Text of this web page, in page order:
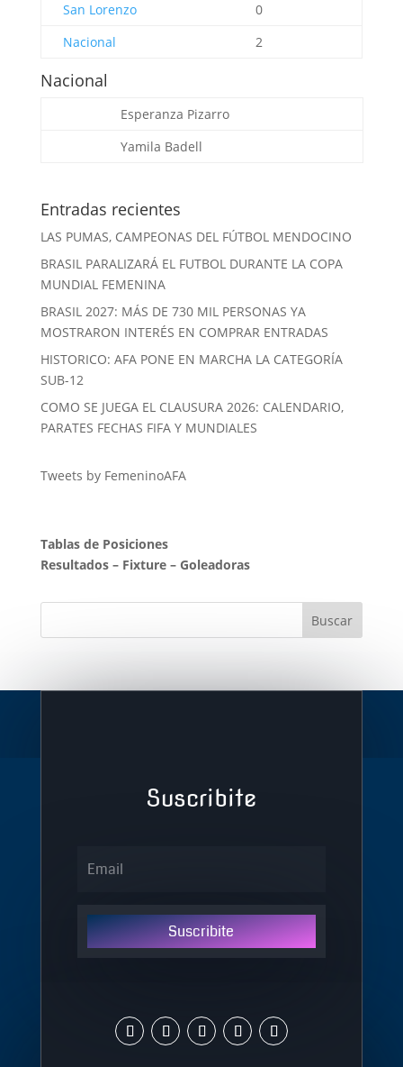
San Lorenzo
0
Nacional
2
Nacional
Esperanza Pizarro
Yamila Badell
Entradas recientes
LAS PUMAS, CAMPEONAS DEL FÚTBOL MENDOCINO
BRASIL PARALIZARÁ EL FUTBOL DURANTE LA COPA
MUNDIAL FEMENINA
BRASIL 2027: MÁS DE 730 MIL PERSONAS YA
MOSTRARON INTERÉS EN COMPRAR ENTRADAS
HISTORICO: AFA PONE EN MARCHA LA CATEGORÍA
SUB-12
COMO SE JUEGA EL CLAUSURA 2026: CALENDARIO,
PARATES FECHAS FIFA Y MUNDIALES
Tweets by FemeninoAFA
Tablas de Posiciones
Resultados– Fixture– Goleadoras
Suscribite
Suscribite